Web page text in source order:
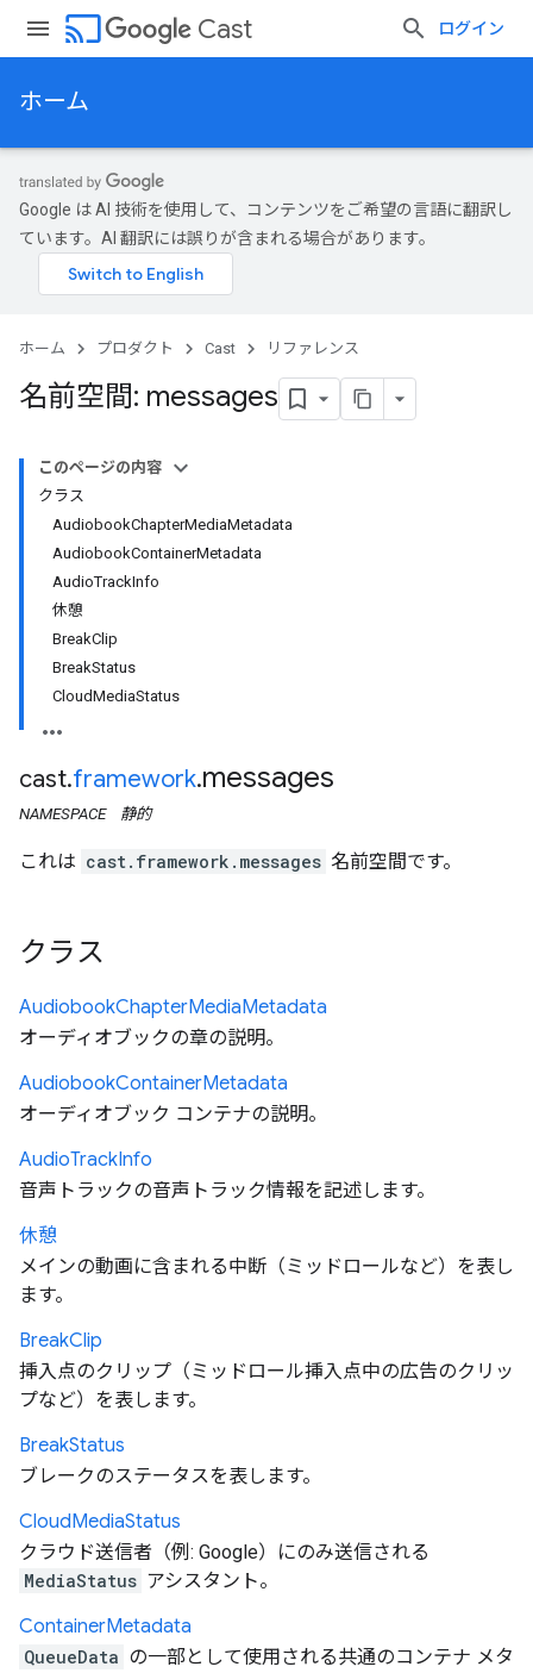
cast Cast ログイン
ホーム
Google は AI 技術を使用して、コンテンツをご希望の言語に翻訳し
ています。AI 翻訳には誤りが含まれる場合があります。
ホーム プロダクト Cast リファレンス
名前空間: messages
このページの内容
クラス
AudiobookChapterMediaMetadata
AudiobookContainerMetadata
AudioTrackInfo
休憩
BreakClip
BreakStatus
CloudMediaStatus
cast.framework.messages
NAMESPACE 静的
これは cast.framework.messages 名前空間です。
クラス
AudiobookChapterMediaMetadata
オーディオブックの章の説明。
AudiobookContainerMetadata
オーディオブック コンテナの説明。
AudioTrackInfo
音声トラックの音声トラック情報を記述します。
休憩
メインの動画に含まれる中断（ミッドロールなど）を表し
ます。
BreakClip
挿入点のクリップ（ミッドロール挿入点中の広告のクリッ
プなど）を表します。
BreakStatus
ブレークのステータスを表します。
CloudMediaStatus
クラウド送信者（例: Google）にのみ送信される
MediaStatus アシスタント。
ContainerMetadata
QueueData の一部として使用される共通のコンテナ メタ